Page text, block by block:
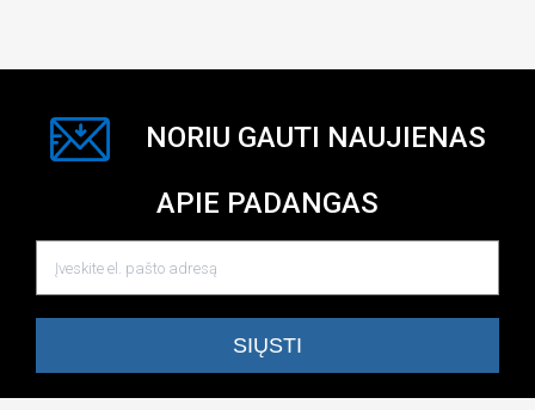
NORIU GAUTI NAUJIENAS
APIE PADANGAS